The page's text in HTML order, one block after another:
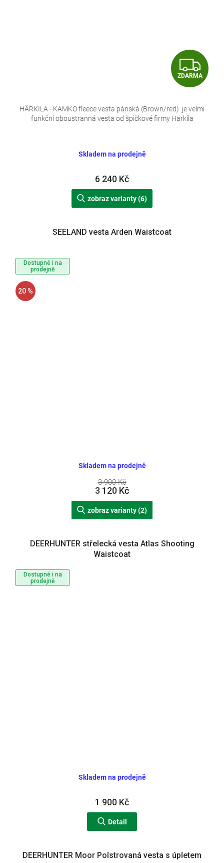
Z
D
A
ZDARMA
Skladem na prodejně
6 240 Kč
zobraz varianty (6)
HÄRKILA - KAMKO fleece vesta pánská (Brown/red) je velmi
funkční oboustranná vesta od špičkové firmy Härkila
Dostupné i na
prodejně
20 %
SEELAND vesta Arden Waistcoat
Skladem na prodejně
3 900 Kč
3 120 Kč
zobraz varianty (2)
Dostupné i na
prodejně
DEERHUNTER střelecká vesta Atlas Shooting
Waistcoat
Skladem na prodejně
1 900 Kč
Detail
DEERHUNTER Moor Polstrovaná vesta s úpletem